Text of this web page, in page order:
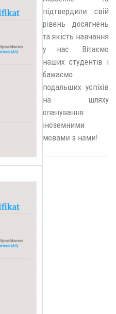
підтвердили свій
рівень досягнень
та якість навчання
у нас. Вітаємо
наших студентів і
бажаємо
подальших успіхів
на шляху
опанування
іноземними
мовами з нами!